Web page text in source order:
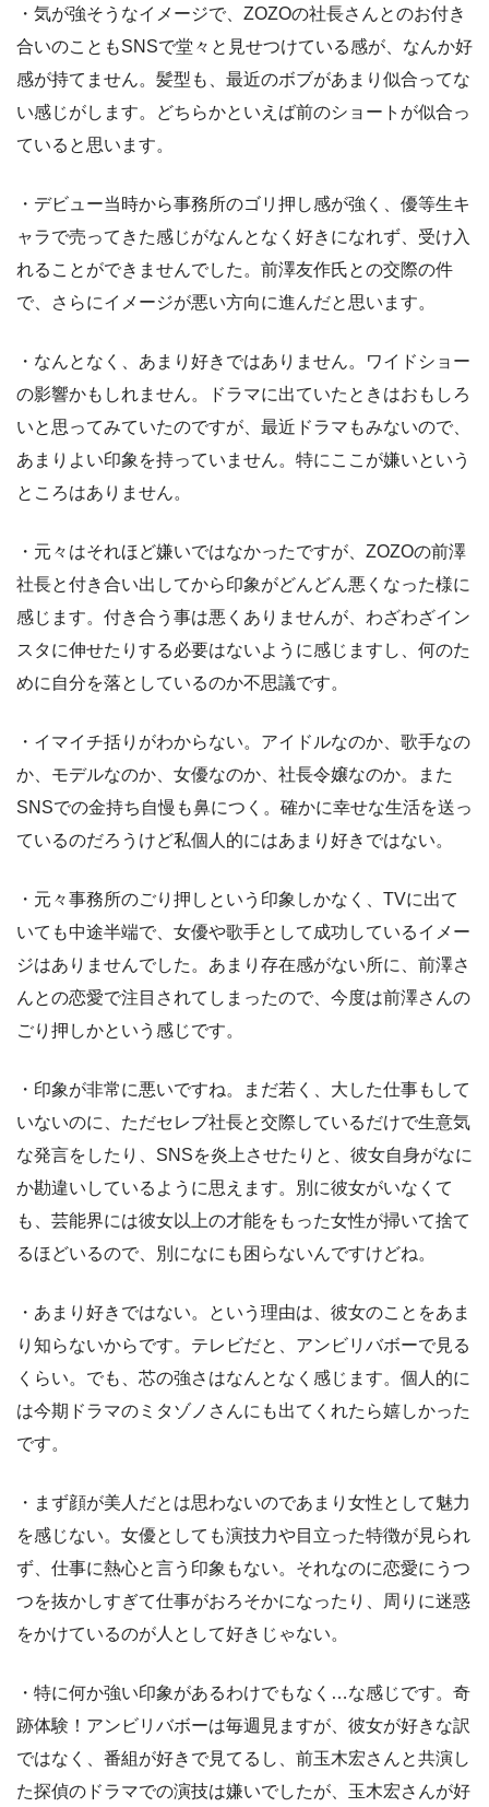
・気が強そうなイメージで、ZOZOの社長さんとのお付き
合いのこともSNSで堂々と見せつけている感が、なんか好
感が持てません。髪型も、最近のボブがあまり似合ってな
い感じがします。どちらかといえば前のショートが似合っ
ていると思います。
・デビュー当時から事務所のゴリ押し感が強く、優等生キ
ャラで売ってきた感じがなんとなく好きになれず、受け入
れることができませんでした。前澤友作氏との交際の件
で、さらにイメージが悪い方向に進んだと思います。
・なんとなく、あまり好きではありません。ワイドショー
の影響かもしれません。ドラマに出ていたときはおもしろ
いと思ってみていたのですが、最近ドラマもみないので、
あまりよい印象を持っていません。特にここが嫌いという
ところはありません。
・元々はそれほど嫌いではなかったですが、ZOZOの前澤
社長と付き合い出してから印象がどんどん悪くなった様に
感じます。付き合う事は悪くありませんが、わざわざイン
スタに伸せたりする必要はないように感じますし、何のた
めに自分を落としているのか不思議です。
・イマイチ括りがわからない。アイドルなのか、歌手なの
か、モデルなのか、女優なのか、社長令嬢なのか。また
SNSでの金持ち自慢も鼻につく。確かに幸せな生活を送っ
ているのだろうけど私個人的にはあまり好きではない。
・元々事務所のごり押しという印象しかなく、TVに出て
いても中途半端で、女優や歌手として成功しているイメー
ジはありませんでした。あまり存在感がない所に、前澤さ
んとの恋愛で注目されてしまったので、今度は前澤さんの
ごり押しかという感じです。
・印象が非常に悪いですね。まだ若く、大した仕事もして
いないのに、ただセレブ社長と交際しているだけで生意気
な発言をしたり、SNSを炎上させたりと、彼女自身がなに
か勘違いしているように思えます。別に彼女がいなくて
も、芸能界には彼女以上の才能をもった女性が掃いて捨て
るほどいるので、別になにも困らないんですけどね。
・あまり好きではない。という理由は、彼女のことをあま
り知らないからです。テレビだと、アンビリバボーで見る
くらい。でも、芯の強さはなんとなく感じます。個人的に
は今期ドラマのミタゾノさんにも出てくれたら嬉しかった
です。
・まず顔が美人だとは思わないのであまり女性として魅力
を感じない。女優としても演技力や目立った特徴が見られ
ず、仕事に熱心と言う印象もない。それなのに恋愛にうつ
つを抜かしすぎて仕事がおろそかになったり、周りに迷惑
をかけているのが人として好きじゃない。
・特に何か強い印象があるわけでもなく…な感じです。奇
跡体験！アンビリバボーは毎週見ますが、彼女が好きな訳
ではなく、番組が好きで見てるし、前玉木宏さんと共演し
た探偵のドラマでの演技は嫌いでしたが、玉木宏さんが好